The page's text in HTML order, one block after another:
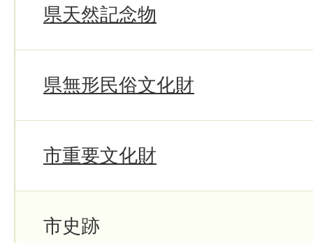
県天然記念物
県無形民俗文化財
市重要文化財
市史跡